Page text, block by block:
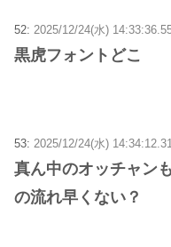
52: 2025/12/24(水)
黒虎フォントどこ
53: 2025/12/24(水)
真ん中のオッチャン
の流れ早くない？